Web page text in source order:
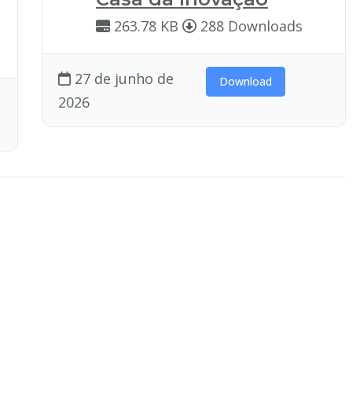
263.78 KB 288 Downloads
27 de junho de
2026
Download